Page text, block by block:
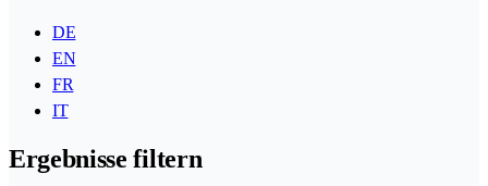
DE
EN
FR
IT
Ergebnisse filtern